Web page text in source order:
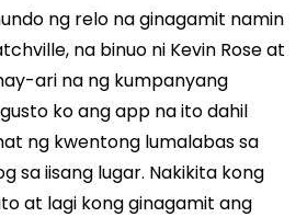
ng relo na ginagamit namin
na binuo ni Kevin Rose at
ari na ng kumpanyang
ko ang app na ito dahil
ng kwentong lumalabas sa
sa iisang lugar. Nakikita kong
at lagi kong ginagamit ang